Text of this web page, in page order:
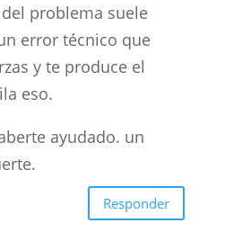
problema suele
error técnico que
y te produce el
eso.
ayudado. un
Responder